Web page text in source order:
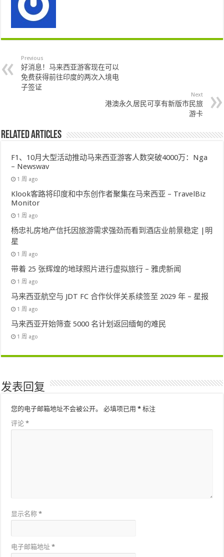
Previous
好消息！马来西亚游客现在可以
免费获得前往印度的两次入境电
子签证
Next
港澳永久居民可享有新版市民旅
游卡
Related Articles
F1、10月大型活动推动马来西亚游客人数突破4000万：Nga
– Newswav
1 周 ago
Klook客路将印度和中东创作者聚集在马来西亚 – TravelBiz
Monitor
1 周 ago
杨忠礼房地产信托因旅游需求强劲而看到酒店业前景稳定 |明
星
1 周 ago
带着 25 张辉煌的地球照片进行虚拟旅行 – 雅虎新闻
1 周 ago
马来西亚航空与 JDT FC 合作伙伴关系续签至 2029 年 – 星报
1 周 ago
马来西亚开始筛查 5000 名计划返回缅甸的难民
1 周 ago
发表回复
您的电子邮箱地址不会被公开。 必填项已用* 标注
评论*
显示名称*
电子邮箱地址*